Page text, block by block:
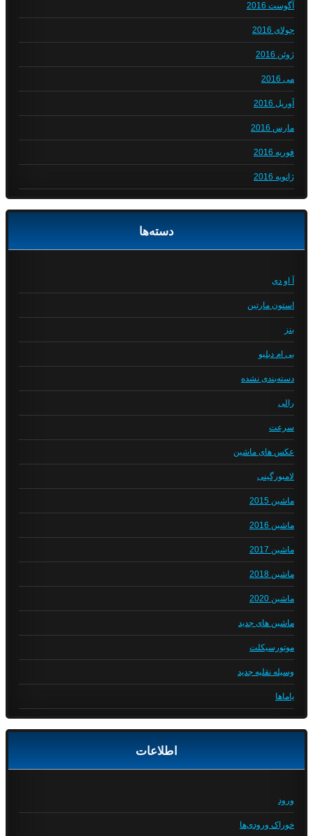
آگوست 2016
جولای 2016
ژوئن 2016
می 2016
آوریل 2016
مارس 2016
فوریه 2016
ژانویه 2016
دسته‌ها
آ او دی
استون مارتین
بنز
بی ام دبلیو
دسته‌بندی نشده
رالی
سرعت
عکس های ماشین
لامبورگینی
ماشین 2015
ماشین 2016
ماشین 2017
ماشین 2018
ماشین 2020
ماشین های جدید
موتورسیکلت
وسیله نقلیه جدید
یاماها
اطلاعات
ورود
خوراک ورودی‌ها